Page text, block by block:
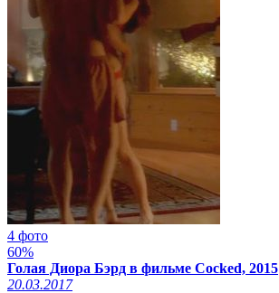
4 фото
60%
Голая Диора Бэрд в фильме Cocked, 2015
20.03.2017